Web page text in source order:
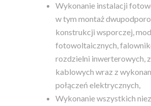
Wykonanie instalacji
w tym montaż
konstrukcji wsporczej,
fotowoltaicznych,
rozdzielni inwerterowych,
kablowych wraz z
połączeń elektrycznych,
Wykonanie wszystkich